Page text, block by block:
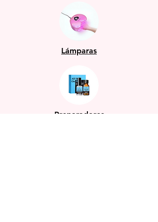
Lámparas
Preparadores